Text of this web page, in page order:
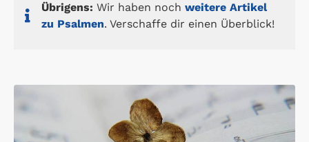
Übrigens: Wir haben noch weitere Artikel
zu Psalmen. Verschaffe dir einen Überblick!